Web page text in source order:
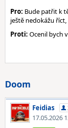
Pro: Bude patřit k
ještě nedokážu
Proti: Ocenil bych
Doom
Feidias
17.05.2026